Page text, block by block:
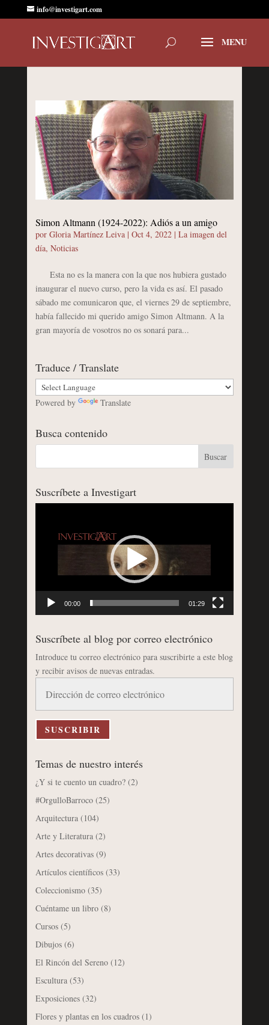
info@investigart.com
Simon Altmann (1924-2022): Adiós a un amigo
por Gloria Martínez Leiva| Oct 4, 2022| La imagen del
día, Noticias
Esta no es la manera con la que nos hubiera gustado
inaugurar el nuevo curso, pero la vida es así. El pasado
sábado me comunicaron que, el viernes 29 de septiembre,
había fallecido mi querido amigo Simon Altmann. A la
gran mayoría de vosotros no os sonará para...
Traduce / Translate
Powered by Translate
Busca contenido
Suscríbete a Investigart
00:00 01:29
Suscríbete al blog por correo electrónico
Introduce tu correo electrónico para suscribirte a este blog
y recibir avisos de nuevas entradas.
correo
electrónico
SUSCRIBIR
Temas de nuestro interés
¿Y si te cuento un cuadro?(2)
#OrgulloBarroco(25)
Arquitectura(104)
Arte y Literatura(2)
Artes decorativas(9)
Artículos científicos(33)
Coleccionismo(35)
Cuéntame un libro(8)
Cursos(5)
Dibujos(6)
El Rincón del Sereno(12)
Escultura(53)
Exposiciones(32)
Flores y plantas en los cuadros(1)